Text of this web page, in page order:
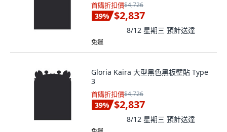
首購折扣價$4,726
39% $2,837
8/12 星期三 預計送達
免運
Gloria Kaira 大型黑色黑板壁貼 Type
3
首購折扣價$4,726
39% $2,837
8/12 星期三 預計送達